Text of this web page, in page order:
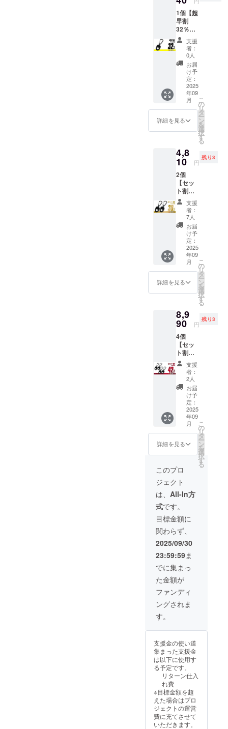
くことを目
指していま
お選び
くださ
い。 [
①リス
トタイ
プ ②
キーホ
ルダー
タイプ ]
■USB充
電ケー
ブル
(Type-
C) × １
■説明書
様は変
更にな
る可能
性もご
ざいま
す。ご
了承く
ださ
い。
1個【超
早割
32％OF
F】50名
限定 一
般販売
予定価
3,875円
2,640円
（税・
送料
込）
【内
容】 ■
結界 × 1
※①②を
お選び
くださ
い。 [
①リス
トタイ
プ ②
キーホ
ルダー
タイプ ]
■USB充
電ケー
ブル
(Type-
C) × １
■説明書
様は変
更にな
る可能
性もご
ざいま
す。ご
了承く
ださ
い。
支援
者：
0人
お届
け予
定：
2025
年09
月
詳細を見る
こ
の
リ
タ
ー
ン
を
選
択
す
る
4,8
10 円
残り3
2個
【セッ
ト割
38％OF
F】10名
限定 一
般販売
予定価
7,750円
4,810円
（税・
送料
込）
【内
虫封じ
結界 × 2
※①②を
お選び
くださ
い。 [
①リス
トタイ
プ ②
キーホ
ルダー
タイプ ]
■USB充
電ケー
ブル
(Type-
C) × 2 ■
ザイ
ン・仕
様は変
更にな
る可能
性もご
ざいま
す。ご
了承く
ださ
い。
支援
者：
7人
お届
け予
定：
2025
年09
月
詳細を見る
こ
の
リ
タ
ー
ン
を
選
択
す
る
8,9
90 円
残り3
4個
【セッ
ト割
42％OF
F】5名
限定 一
般販売
予定価
15,500
円 →
8,990円
（税・
送料
込）
【内
容】 ■
虫封じ
結界 × 4
※①②を
お選び
くださ
い。 [
①リス
トタイ
プ ②
キーホ
ルダー
タイプ ]
■USB充
電ケー
ブル
(Type-
C) × 4 ■
ザイ
様は変
更にな
る可能
性もご
ざいま
了承く
ださ
い。
支援
者：
2人
お届
け予
定：
2025
年09
月
詳細を見る
こ
の
リ
タ
ー
ン
を
選
択
す
る
このプロ
ジェクト
は、 All-In方
式です。
目標金額に
関わらず、
2025/09/30
23:59:59ま
でに集まっ
た金額が
ファンディ
ングされま
す。
支援金の使い道
集まった支援金
は以下に使用す
る予定です。
リターン仕入
れ費
※目標金額を超
えた場合はプロ
ジェクトの運営
費に充てさせて
いただきます。